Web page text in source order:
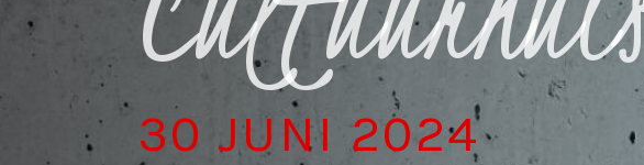
30 JUNI 2024